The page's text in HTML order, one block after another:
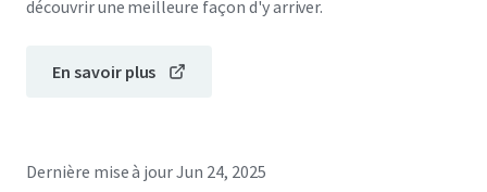
découvrir une meilleure façon d'y arriver.
En savoir plus
Dernière mise à jourJun 24, 2025